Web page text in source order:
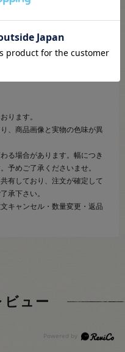
さい。
ん。
ります。
、商品画像と実物の色味が異
る場合があります。幅につき
予めご了承くださいませ。
有しており、注文が確定して
承下さい。
キャンセル・数量変更・返品
ビュー